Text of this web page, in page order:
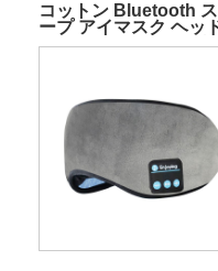
コットン Bluetooth ス
ープ アイマスク ヘッ
ンド ヘッドフォン グ